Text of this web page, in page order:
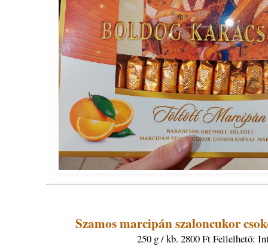
Szamos marcipán szaloncukor
250 g / kb. 2800 Ft Fellelhető: